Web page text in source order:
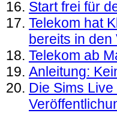
Start frei für
Telekom hat
bereits in
Telekom ab
Anleitung:
Die Sims